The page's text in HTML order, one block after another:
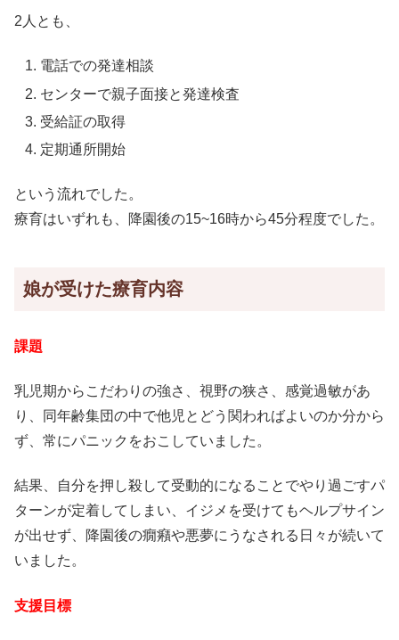
2人とも、
電話での発達相談
センターで親子面接と発達検査
受給証の取得
定期通所開始
という流れでした。
療育はいずれも、降園後の15~16時から45分程度でした。
娘が受けた療育内容
課題
乳児期からこだわりの強さ、視野の狭さ、感覚過敏があ
り、同年齢集団の中で他児とどう関わればよいのか分から
ず、常にパニックをおこしていました。
結果、自分を押し殺して受動的になることでやり過ごすパ
ターンが定着してしまい、イジメを受けてもヘルプサイン
が出せず、降園後の癇癪や悪夢にうなされる日々が続いて
いました。
支援目標